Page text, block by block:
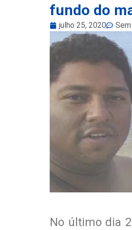
fundo do
julho 25, 2020
No último dia